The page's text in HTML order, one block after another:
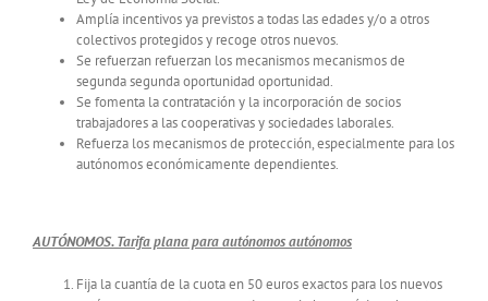
Amplía incentivos ya previstos a todas las edades y/o a otros
colectivos protegidos y recoge otros nuevos.
Se refuerzan refuerzan los mecanismos mecanismos de
segunda segunda oportunidad oportunidad.
Se fomenta la contratación y la incorporación de socios
trabajadores a las cooperativas y sociedades laborales.
Refuerza los mecanismos de protección, especialmente para los
autónomos económicamente dependientes.
AUTÓNOMOS. Tarifa plana para autónomos autónomos
Fija la cuantía de la cuota en 50 euros exactos para los nuevos